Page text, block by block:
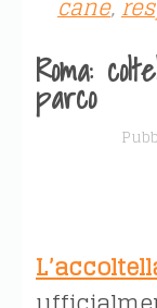
Roma:
parco